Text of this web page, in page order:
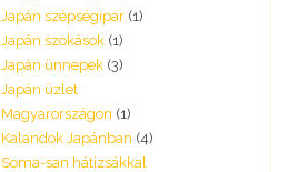
Japán szépségipar (1)
Japán szokások (1)
Japán ünnepek (3)
Japán üzlet
Magyarországon (1)
Kalandok Japánban (4)
Soma-san hátizsákkal